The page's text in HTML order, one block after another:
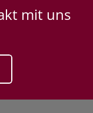
mit uns